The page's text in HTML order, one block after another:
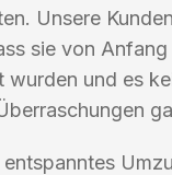
Unsere
sie von
wurden und es